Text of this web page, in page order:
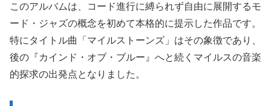
このアルバムは、コード進行に縛られず自由に展開するモ
ード・ジャズの概念を初めて本格的に提示した作品です。
特にタイトル曲「マイルストーンズ」はその象徴であり、
後の『カインド・オブ・ブルー』へと続くマイルスの音楽
的探求の出発点となりました。